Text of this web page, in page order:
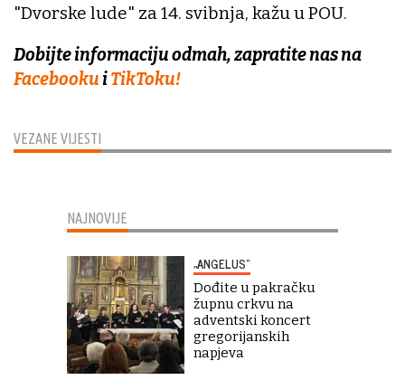
VEZANE VIJESTI
"Dvorske lude" za 14. svibnja, kažu u POU.
Dobijte informaciju odmah, zapratite nas na
FacebookuiTikToku!
NAJNOVIJE
„ANGELUS“
Dođite u pakračku
župnu crkvu na
adventski koncert
gregorijanskih
napjeva